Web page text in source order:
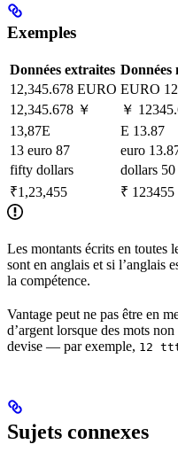
Exemples
Données extraites Données
12,345.678 EURO EURO
12,345.678 ￥
￥
13,87E
E 13.87
13 euro 87
euro
fifty dollars
dollars 50
₹1,23,455
₹ 123455
Les montants écrits en toutes
sont en anglais et si l’anglais
la compétence.
Vantage peut ne pas être en
d’argent lorsque des mots
devise — par exemple, 12
Sujets connexes